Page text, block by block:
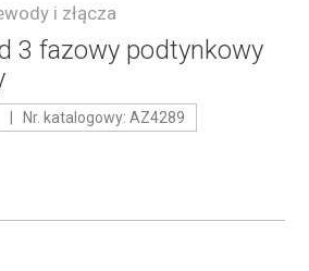
i złącza
3 fazowy podtynkowy
| Nr. katalogowy: AZ4289